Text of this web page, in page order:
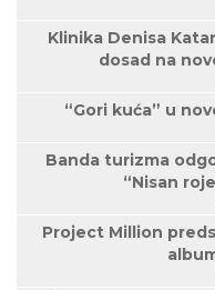
Klinika Denisa
dosad na
“Gori kuća” u
Banda turizma
“Nisan
Project Million